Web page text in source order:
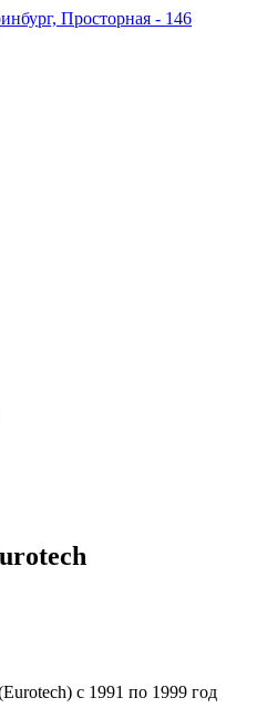
Просторная - 146
с 1991 по 1999 год